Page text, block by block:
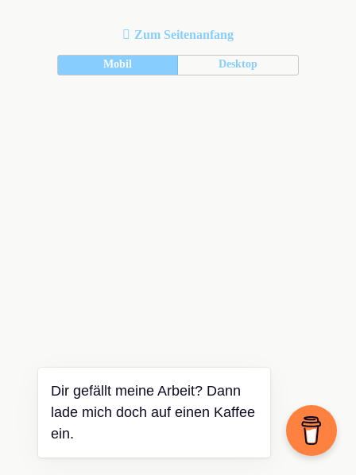
Zum Seitenanfang
Mobil Desktop
Dir gefällt meine Arbeit? Dann
lade mich doch auf einen Kaffee
ein.